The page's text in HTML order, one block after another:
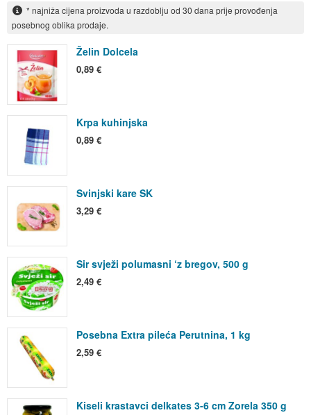
* najniža cijena proizvoda u razdoblju od 30 dana prije provođenja
posebnog oblika prodaje.
Želin Dolcela
0,89 €
Krpa kuhinjska
0,89 €
Svinjski kare SK
3,29 €
Sir svježi polumasni ‘z bregov, 500 g
2,49 €
Posebna Extra pileća Perutnina, 1 kg
2,59 €
Kiseli krastavci delkates 3-6 cm Zorela 350 g